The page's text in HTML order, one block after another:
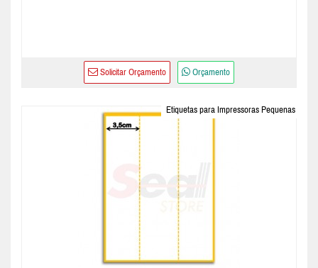
Solicitar Orçamento Orçamento
Etiquetas para Impressoras Pequenas